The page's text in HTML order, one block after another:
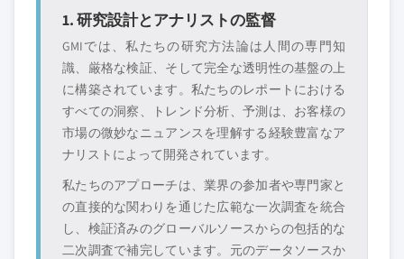
1. 研究設計とアナリストの監督
GMIでは、私たちの研究方法論は人間の専門知
識、厳格な検証、そして完全な透明性の基盤の上
に構築されています。私たちのレポートにおける
すべての洞察、トレンド分析、予測は、お客様の
市場の微妙なニュアンスを理解する経験豊富なア
ナリストによって開発されています。
私たちのアプローチは、業界の参加者や専門家と
の直接的な関わりを通じた広範な一次調査を統合
し、検証済みのグローバルソースからの包括的な
二次調査で補完しています。元のデータソースか